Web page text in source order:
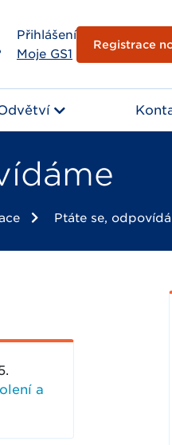
Přihlášení
Moje GS1
Registrace
Ptáte se,
a